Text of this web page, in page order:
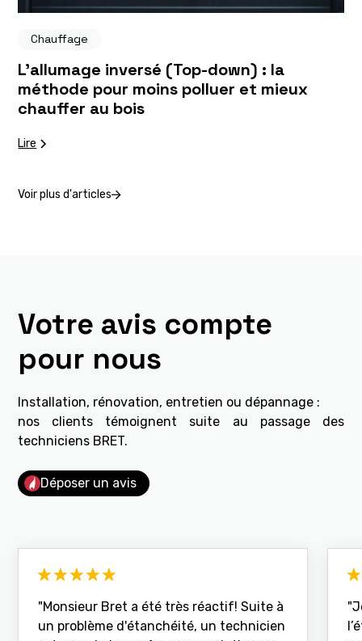
Chauffage
L’allumage inversé (Top-down) : la
méthode pour moins polluer et mieux
chauffer au bois
Lire
Voir plus d'articles
Votre avis compte
pour nous
Installation, rénovation, entretien ou dépannage :
nos clients témoignent suite au passage des
techniciens BRET.
Déposer un avis
"Monsieur Bret a été très réactif! Suite à
un problème d'étanchéité, un technicien